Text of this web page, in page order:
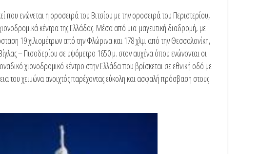
που ενώνεται η οροσειρά του Βιτσίου με την οροσειρά του Περιστερίου,
κέντρα της Ελλάδας. Μέσα από μια μαγευτική διαδρομή, με
19 χιλιομέτρων από την Φλώρινα και 178 χλμ. από την Θεσσαλονίκη,
– Πισοδερίου σε υψόμετρο 1650 μ. στον αυχένα όπου ενώνονται οι
χιονοδρομικό κέντρο στην Ελλάδα που βρίσκεται σε εθνική οδό με
του χειμώνα ανοιχτός παρέχοντας εύκολη και ασφαλή πρόσβαση στους